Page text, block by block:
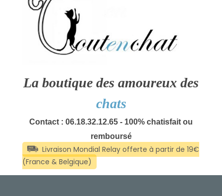
La boutique des amoureux des
chats
Contact : 06.18.32.12.65 - 100% chatisfait ou
remboursé